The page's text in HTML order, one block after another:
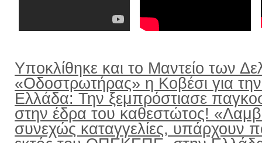
Υποκλίθηκε και το Μαντείο των
«Οδοστρωτήρας» η Κοβέσι για
Ελλάδα: Την ξεμπρόστιασε
στην έδρα του καθεστώτος!
συνεχώς καταγγελίες, υπάρχουν